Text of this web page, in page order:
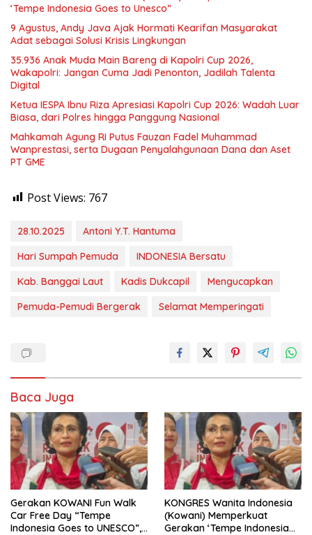
‘Tempe Indonesia Goes to Unesco”
9 Agustus, Andy Java Ajak Hormati Kearifan Masyarakat
Adat sebagai Solusi Krisis Lingkungan
35.936 Anak Muda Main Bareng di Kapolri Cup 2026,
Wakapolri: Jangan Cuma Jadi Penonton, Jadilah Talenta
Digital
Ketua IESPA Ibnu Riza Apresiasi Kapolri Cup 2026: Wadah Luar
Biasa, dari Polres hingga Panggung Nasional
Mahkamah Agung RI Putus Fauzan Fadel Muhammad
Wanprestasi, serta Dugaan Penyalahgunaan Dana dan Aset
PT GME
Post Views: 767
28.10.2025
Antoni Y.T. Hantuma
Hari Sumpah Pemuda
INDONESIA Bersatu
Kab. Banggai Laut
Kadis Dukcapil
Mengucapkan
Pemuda-Pemudi Bergerak
Selamat Memperingati
Baca Juga
Gerakan KOWANI Fun Walk
Car Free Day “Tempe
Indonesia Goes to UNESCO”,
KONGRES Wanita Indonesia
(Kowani) Memperkuat
Gerakan ‘Tempe Indonesia